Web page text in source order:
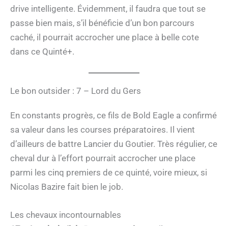
drive intelligente. Évidemment, il faudra que tout se
passe bien mais, s’il bénéficie d’un bon parcours
caché, il pourrait accrocher une place à belle cote
dans ce Quinté+.
Le bon outsider : 7 – Lord du Gers
En constants progrès, ce fils de Bold Eagle a confirmé
sa valeur dans les courses préparatoires. Il vient
d’ailleurs de battre Lancier du Goutier. Très régulier, ce
cheval dur à l’effort pourrait accrocher une place
parmi les cinq premiers de ce quinté, voire mieux, si
Nicolas Bazire fait bien le job.
Les chevaux incontournables